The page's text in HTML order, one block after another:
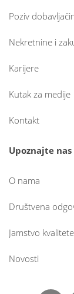
Poziv
Nekretnine i
Karijere
Kutak za medije
Kontakt
Upoznajte nas
O nama
Društvena
Jamstvo kvalitete
Novosti